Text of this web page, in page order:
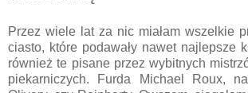
Przez wiele lat za nic miałam wszelkie
ciasto, które podawały nawet najlepsze
również te pisane przez wybitnych
piekarniczych. Furda Michael Roux,